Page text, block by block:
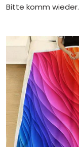
Bitte komm wieder.